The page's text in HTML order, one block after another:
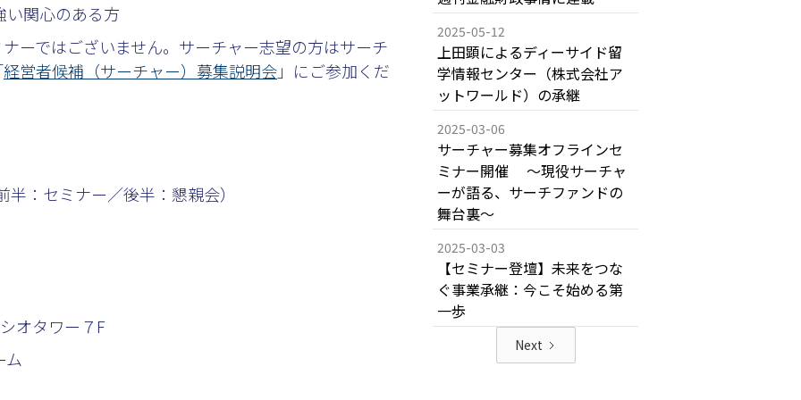
い関心のある方
ーではございません。サーチャー志望の方はサーチ
経営者候補（サーチャー）募集説明会」にご参加くだ
：セミナー／後半：懇親会）
オタワー７F
ム
2025-05-12
上田顕によるディーサイド留
学情報センター（株式会社ア
ットワールド）の承継
2025-03-06
サーチャー募集オフラインセ
ミナー開催 ～現役サーチャ
ーが語る、サーチファンドの
舞台裏～
2025-03-03
【セミナー登壇】未来をつな
ぐ事業承継：今こそ始める第
一歩
Next